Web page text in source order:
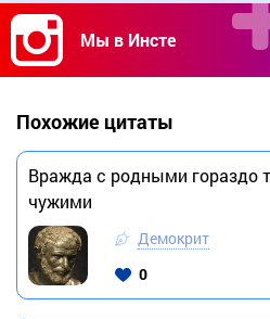
Мы в Инсте
Похожие цитаты
Вражда с родными гораздо
чужими
Демокрит
0